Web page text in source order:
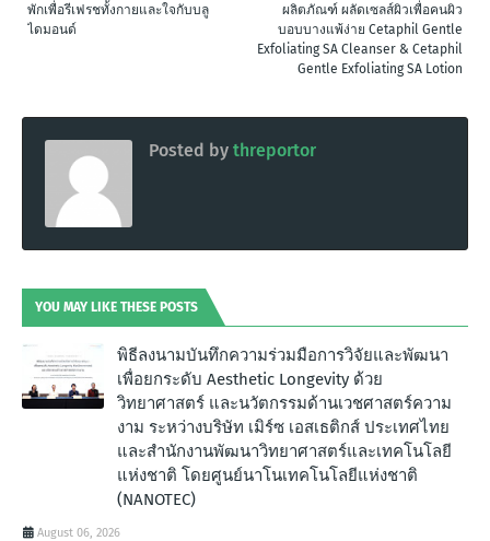
ผลิตภัณฑ์ ผลัดเซลส์ผิวเพื่อคนผิว
บอบบางแพ้ง่าย Cetaphil Gentle
Exfoliating SA Cleanser & Cetaphil
Gentle Exfoliating SA Lotion
พักเพื่อรีเฟรชทั้งกายและใจกับบลู
ไดมอนด์
Posted by threportor
YOU MAY LIKE THESE POSTS
พิธีลงนามบันทึกความร่วมมือการวิจัยและพัฒนา
เพื่อยกระดับ Aesthetic Longevity ด้วย
วิทยาศาสตร์ และนวัตกรรมด้านเวชศาสตร์ความ
งาม ระหว่างบริษัท เมิร์ซ เอสเธติกส์ ประเทศไทย
และสำนักงานพัฒนาวิทยาศาสตร์และเทคโนโลยี
แห่งชาติ โดยศูนย์นาโนเทคโนโลยีแห่งชาติ
(NANOTEC)
August 06, 2026